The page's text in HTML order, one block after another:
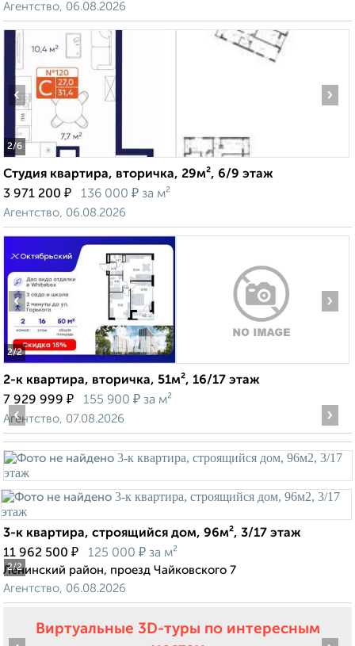
Агентство, 06.08.2026
2/6
‹ ›
Студия квартира, вторичка, 29м², 6/9 этаж
3 971 200 ₽ 136 000 ₽ за м²
Агентство, 06.08.2026
2/2
‹ ›
2-к квартира, вторичка, 51м², 16/17 этаж
7 929 999 ₽ 155 900 ₽ за м²
Агентство, 07.08.2026
2/2
‹ ›
3-к квартира, строящийся дом, 96м², 3/17 этаж
11 962 500 ₽ 125 000 ₽ за м²
Ленинский район, проезд Чайковского 7
Агентство, 06.08.2026
Виртуальные 3D-туры по интересным